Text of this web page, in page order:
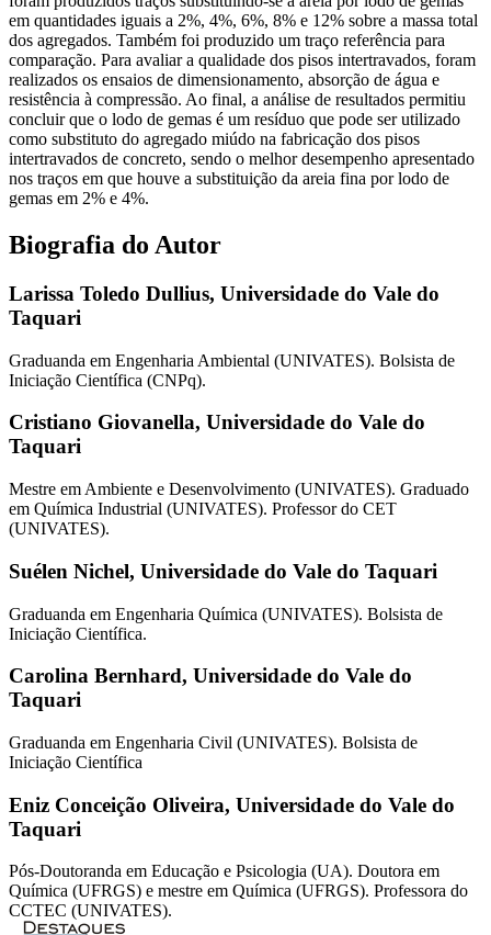
em quantidades iguais a 2%, 4%, 6%, 8% e 12% sobre a massa total
dos agregados. Também foi produzido um traço referência para
comparação. Para avaliar a qualidade dos pisos intertravados, foram
realizados os ensaios de dimensionamento, absorção de água e
resistência à compressão. Ao final, a análise de resultados permitiu
concluir que o lodo de gemas é um resíduo que pode ser utilizado
como substituto do agregado miúdo na fabricação dos pisos
intertravados de concreto, sendo o melhor desempenho apresentado
nos traços em que houve a substituição da areia fina por lodo de
gemas em 2% e 4%.
Biografia do Autor
Larissa Toledo Dullius, Universidade do Vale do
Taquari
Graduanda em Engenharia Ambiental (UNIVATES). Bolsista de
Iniciação Científica (CNPq).
Cristiano Giovanella, Universidade do Vale do
Taquari
Mestre em Ambiente e Desenvolvimento (UNIVATES). Graduado
em Química Industrial (UNIVATES). Professor do CET
(UNIVATES).
Suélen Nichel, Universidade do Vale do Taquari
Graduanda em Engenharia Química (UNIVATES). Bolsista de
Iniciação Científica.
Carolina Bernhard, Universidade do Vale do
Taquari
Graduanda em Engenharia Civil (UNIVATES). Bolsista de
Iniciação Científica
Eniz Conceição Oliveira, Universidade do Vale do
Taquari
Pós-Doutoranda em Educação e Psicologia (UA). Doutora em
Química (UFRGS) e mestre em Química (UFRGS). Professora do
CCTEC (UNIVATES).